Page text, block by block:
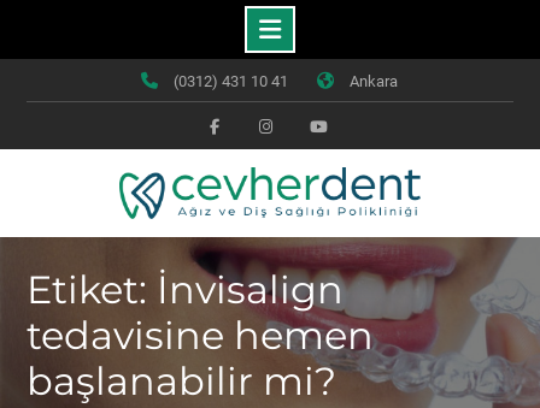
(0312) 431 10 41 Ankara
FacebookInstagramYoutube
Etiket: İnvisalign
tedavisine hemen
başlanabilir mi?